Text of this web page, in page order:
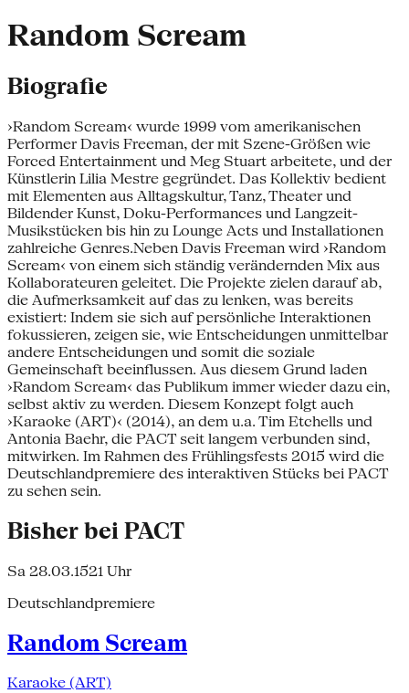
Random Scream
Biografie
›Random Scream‹ wurde 1999 vom amerikanischen
Performer Davis Freeman, der mit Szene-Größen wie
Forced Entertainment und Meg Stuart arbeitete, und der
Künstlerin Lilia Mestre gegründet. Das Kollektiv bedient
mit Elementen aus Alltagskultur, Tanz, Theater und
Bildender Kunst, Doku-Performances und Langzeit-
Musikstücken bis hin zu Lounge Acts und Installationen
zahlreiche Genres.Neben Davis Freeman wird ›Random
Scream‹ von einem sich ständig verändernden Mix aus
Kollaborateuren geleitet. Die Projekte zielen darauf ab,
die Aufmerksamkeit auf das zu lenken, was bereits
existiert: Indem sie sich auf persönliche Interaktionen
fokussieren, zeigen sie, wie Entscheidungen unmittelbar
andere Entscheidungen und somit die soziale
Gemeinschaft beeinflussen. Aus diesem Grund laden
›Random Scream‹ das Publikum immer wieder dazu ein,
selbst aktiv zu werden. Diesem Konzept folgt auch
›Karaoke (ART)‹ (2014), an dem u.a. Tim Etchells und
Antonia Baehr, die PACT seit langem verbunden sind,
mitwirken. Im Rahmen des Frühlingsfests 2015 wird die
Deutschlandpremiere des interaktiven Stücks bei PACT
zu sehen sein.
Bisher bei PACT
Sa 28.03.1521 Uhr
Deutschlandpremiere
Random Scream
Karaoke (ART)